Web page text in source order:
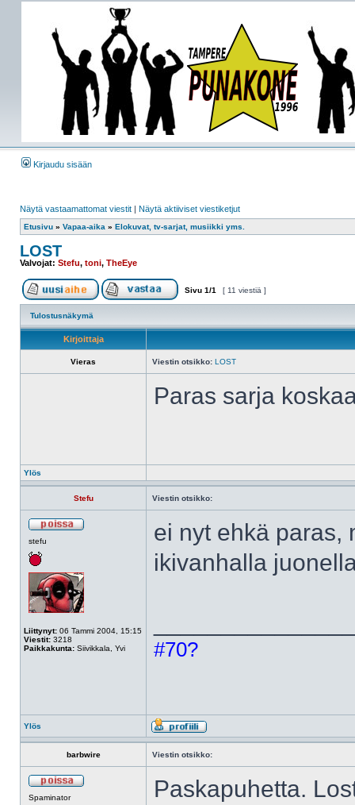
Kirjaudu sisään
Näytä vastaamattomat viestit | Näytä aktiiviset viestiketjut
Etusivu » Vapaa-aika » Elokuvat, tv-sarjat, musiikki yms.
LOST
Valvojat: Stefu, toni, TheEye
Sivu 1/1 [ 11 viestiä ]
Tulostusnäkymä
Kirjoittaja
Vieras Viestin otsikko: LOST
Paras sarja
Ylös
Stefu Viestin otsikko:
stefu
Liittynyt: 06 Tammi 2004, 15:15
Viestit: 3218
Paikkakunta: Siivikkala, Yvi
ei nyt ehkä paras,
ikivanhalla
#70?
Ylös
barbwire Viestin otsikko:
Spaminator
Paskapuhetta.